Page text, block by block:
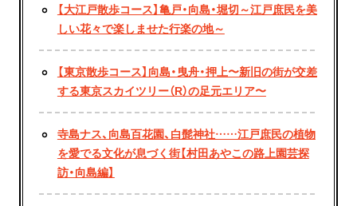
【大江戸散歩コース】亀戸・向島・堀切～江戸庶民を美
しい花々で楽しませた行楽の地～
【東京散歩コース】向島・曳舟・押上〜新旧の街が交差
する東京スカイツリー（R）の足元エリア〜
寺島ナス、向島百花園、白髭神社……江戸庶民の植物
を愛でる文化が息づく街【村田あやこの路上園芸探
訪・向島編】